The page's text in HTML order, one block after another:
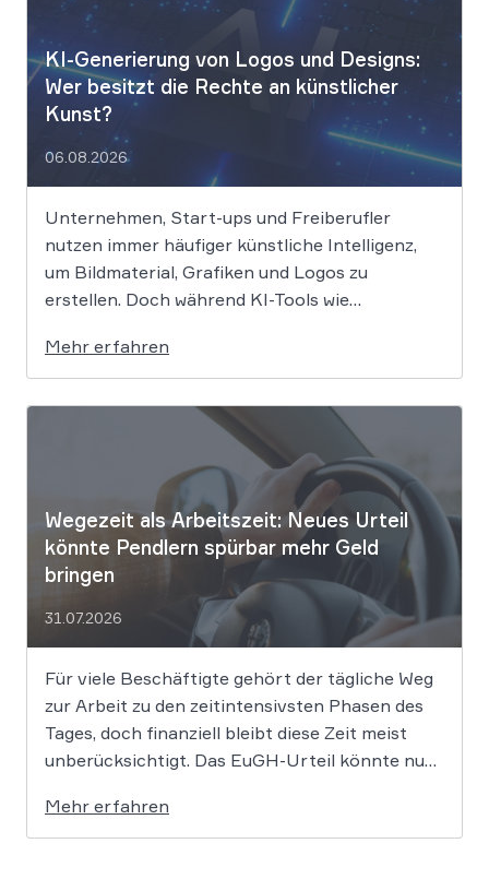
KI-Generierung von Logos und Designs:
Wer besitzt die Rechte an künstlicher
Kunst?
06.08.2026
Unternehmen, Start-ups und Freiberufler
nutzen immer häufiger künstliche Intelligenz,
um Bildmaterial, Grafiken und Logos zu
erstellen. Doch während KI-Tools wie
Sekundenschnelle beeindruckende Ergebnisse
liefern, wirft der Einsatz von Algorithmen in der
Kreativbranche komplexe juristische Fragen
auf. Das Urheberrecht, das Markenrecht und
das Patentrecht […]
Mehr erfahren
Wegezeit als Arbeitszeit: Neues Urteil
könnte Pendlern spürbar mehr Geld
bringen
31.07.2026
Für viele Beschäftigte gehört der tägliche Weg
zur Arbeit zu den zeitintensivsten Phasen des
Tages, doch finanziell bleibt diese Zeit meist
unberücksichtigt. Das EuGH-Urteil könnte nun
vielen Arbeitnehmern den Weg zu einer
Vergütung der Wegezeit ebnen. Wer künftig
Mehr erfahren